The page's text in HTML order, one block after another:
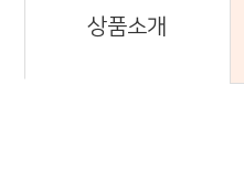
상품소개